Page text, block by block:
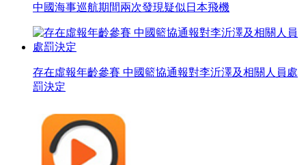
中國海事巡航期間兩次發現疑似日本飛機
存在虛報年齡參賽 中國籃協通報對李沂澤及相關人員處
罰決定